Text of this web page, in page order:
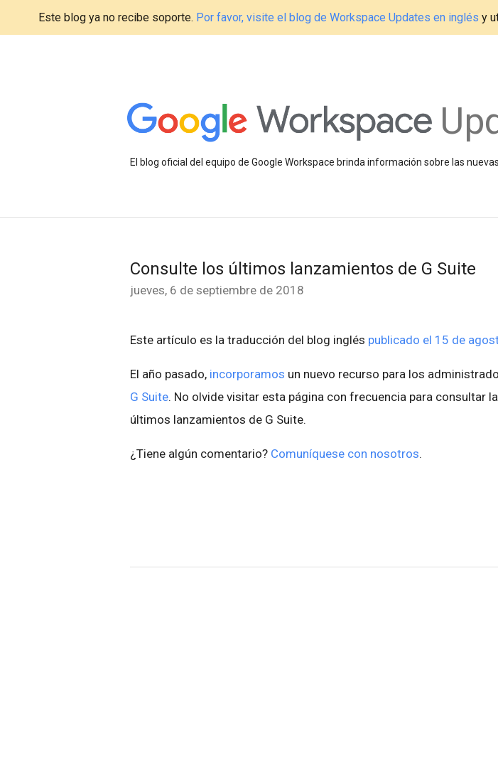
Este blog ya no recibe soporte. Por favor, visite el blog de Workspace Updates en inglés y
El blog oficial del equipo de Google Workspace brinda información sobre las
Consulte los últimos lanzamientos de G Suite
jueves, 6 de septiembre de 2018
Este artículo es la traducción del blog inglés publicado el 15 de
El año pasado, incorporamos un nuevo recurso para los
G Suite. No olvide visitar esta página con frecuencia para consultar
últimos lanzamientos de G Suite.
¿Tiene algún comentario? Comuníquese con nosotros.